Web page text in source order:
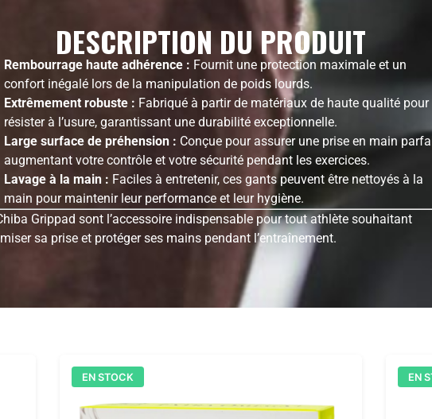
DESCRIPTION DU PRODUIT
Rembourrage haute adhérence : Fournit une protection maximale et un
confort inégalé lors de la manipulation de poids lourds.
Extrêmement robuste : Fabriqué à partir de matériaux de haute qualité pour
résister à l’usure, garantissant une durabilité exceptionnelle.
Large surface de préhension : Conçue pour assurer une prise en main
augmentant votre contrôle et votre sécurité pendant les exercices.
Lavage à la main : Faciles à entretenir, ces gants peuvent être nettoyés à la
main pour maintenir leur performance et leur hygiène.
Grippad sont l’accessoire indispensable pour tout athlète souhaitant
sa prise et protéger ses mains pendant l’entraînement.
EN STOCK EN